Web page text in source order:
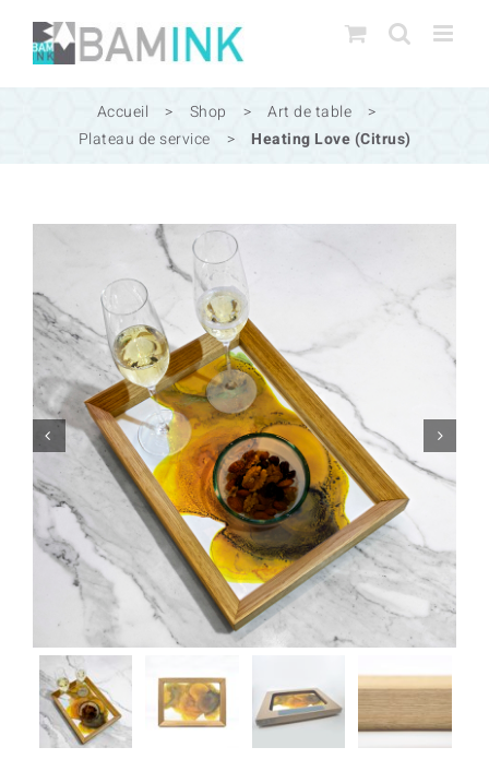
Passer
contenu
Accueil > Shop > Art de table
>
Plateau de service
> Heating Love (Citrus)
 